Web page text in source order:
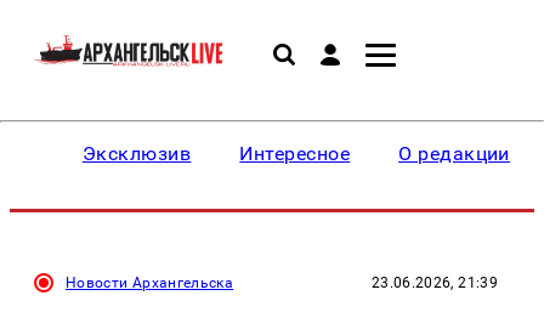
Эксклюзив Интересное О редакции
Новости Архангельска 23.06.2026, 21:39